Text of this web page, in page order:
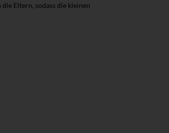
Eltern, sodass die kleinen